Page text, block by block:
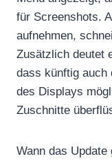
für Screenshots.
aufnehmen,
Zusätzlich deutet
dass künftig auch
des Displays
Zuschnitte
Wann das